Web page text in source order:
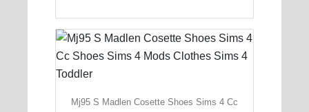
Mj95 S Madlen Cosette Shoes Sims 4 Cc